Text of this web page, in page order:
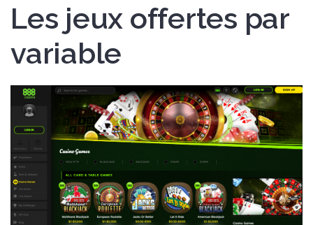
Les jeux offertes par
variable